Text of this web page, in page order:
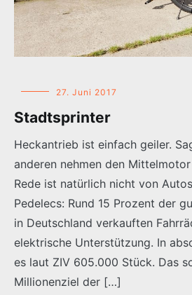
27. Juni 2017
Stadtsprinter
Heckantrieb ist einfach geiler.
anderen nehmen den
Rede ist natürlich nicht von
Pedelecs: Rund 15 Prozent der
in Deutschland verkauften
elektrische Unterstützung. In
es laut ZIV 605.000 Stück. Das
Millionenziel der […]